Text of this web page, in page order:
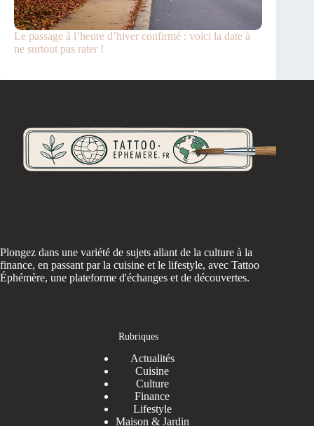
Le passage à l’heure d’hiver confirmé : voici la date à
ne surtout pas rater !
Plongez dans une variété de sujets allant de la culture à la
finance, en passant par la cuisine et le lifestyle, avec Tattoo
Éphémère, une plateforme d'échanges et de découvertes.
Rubriques
Actualités
Cuisine
Culture
Finance
Lifestyle
Maison & Jardin